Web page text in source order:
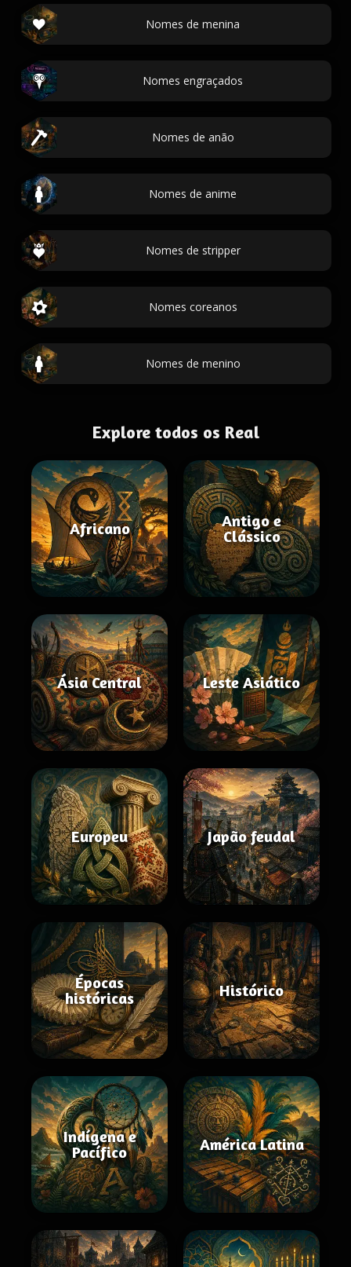
Nomes de menina
Nomes engraçados
Nomes de anão
Nomes de anime
Nomes de stripper
Nomes coreanos
Nomes de menino
Explore todos os Real
Africano
Antigo e
Clássico
Ásia Central Leste Asiático
Europeu Japão feudal
Épocas
históricas
Histórico
Indígena e
Pacífico
América Latina